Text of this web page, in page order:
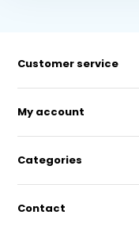
Customer service
My account
Categories
Contact